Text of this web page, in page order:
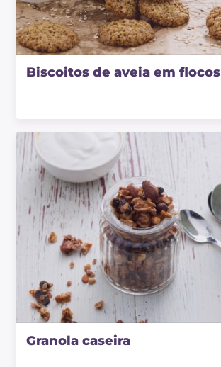
Biscoitos de aveia em flocos
Granola caseira